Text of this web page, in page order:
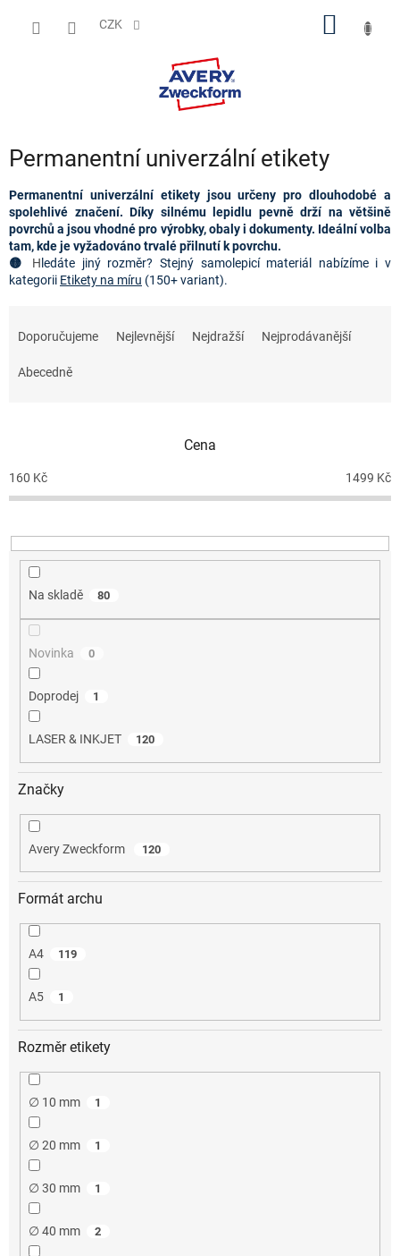
CZK
Permanentní univerzální etikety
Permanentní univerzální etikety jsou určeny pro dlouhodobé a
spolehlivé značení. Díky silnému lepidlu pevně drží na většině
povrchů a jsou vhodné pro výrobky, obaly i dokumenty. Ideální volba
tam, kde je vyžadováno trvalé přilnutí k povrchu.
🟡 H ledáte jiný rozměr? Stejný samolepicí materiál nabízíme i v
kategorii Etikety na míru (150+ variant).
o
d
k
t
Doporučujeme Nejlevnější Nejdražší Nejprodávanější
Abecedně
Cena
160 Kč 1499 Kč
Na skladě 80
Novinka 0
Doprodej 1
LASER & INKJET 120
Značky
Avery Zweckform 120
Formát archu
A4 119
A5 1
Rozměr etikety
∅ 10 mm 1
∅ 20 mm 1
∅ 30 mm 1
∅ 40 mm 2